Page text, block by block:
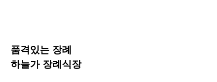
품격있는 장례
하늘가 장례식장